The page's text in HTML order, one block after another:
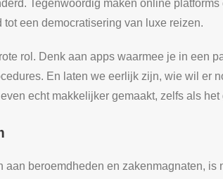
Tegenwoordig maken online
een democratisering van luxe reizen.
rol. Denk aan apps waarmee je in een
En laten we eerlijk zijn, wie wil er
echt makkelijker gemaakt, zelfs als
beroemdheden en zakenmagnaten,